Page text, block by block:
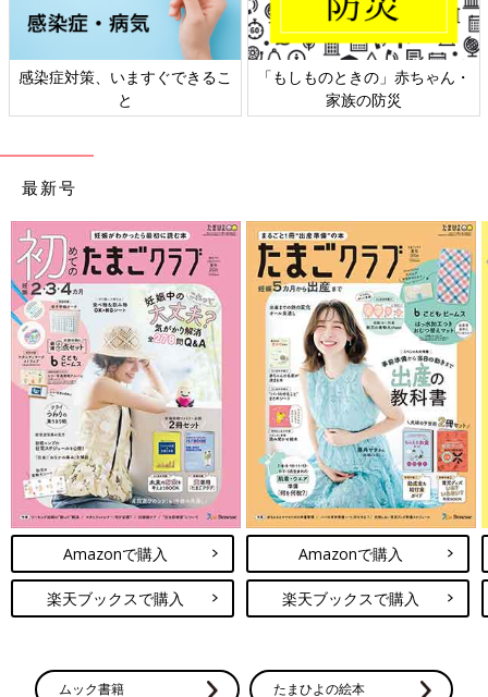
・
日本外来小児科学会リーフレッ
ト検討会
六星占術 細木かおりさんの
相談
最新号
Amazonで購入
楽天ブックスで購入
Amazonで購入
楽天ブックスで購入
ムック書籍 たまひよの絵本